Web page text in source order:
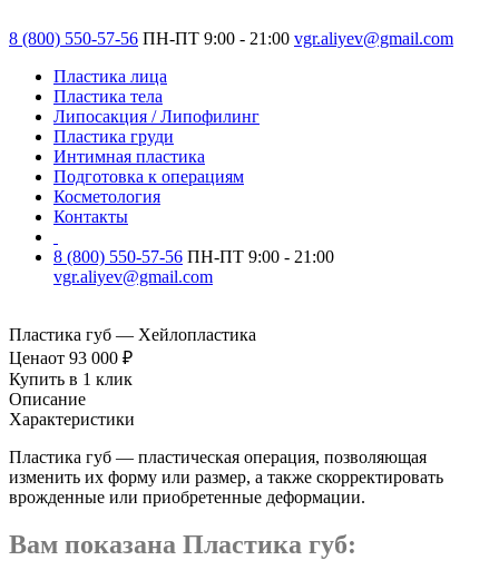
8 (800) 550-57-56 ПН-ПТ 9:00 - 21:00 vgr.aliyev@gmail.com
Пластика лица
Пластика тела
Липосакция / Липофилинг
Пластика груди
Интимная пластика
Подготовка к операциям
Косметология
Контакты
8 (800) 550-57-56 ПН-ПТ 9:00 - 21:00
vgr.aliyev@gmail.com
Пластика губ — Хейлопластика
Ценаот 93 000 ₽
Купить в 1 клик
Описание
Характеристики
Пластика губ — пластическая операция, позволяющая
изменить их форму или размер, а также скорректировать
врожденные или приобретенные деформации.
Вам показана Пластика губ: